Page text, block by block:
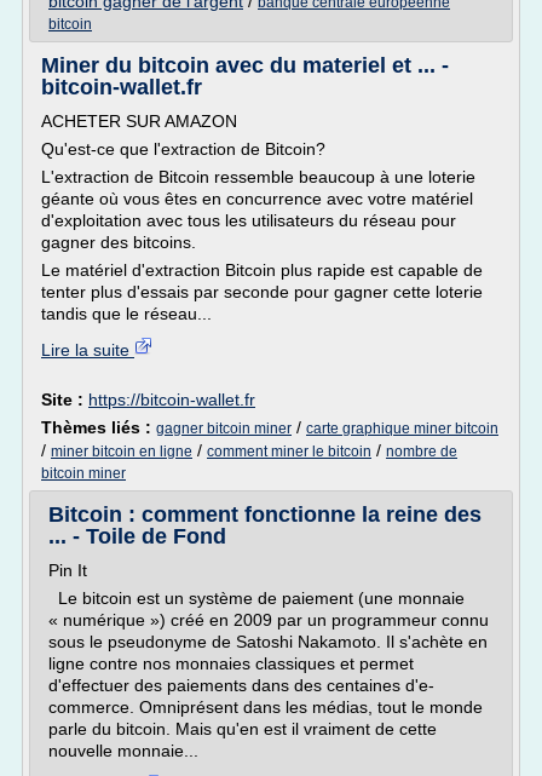
bitcoin
Miner du bitcoin avec du materiel et ... -
bitcoin-wallet.fr
ACHETER SUR AMAZON
Qu'est-ce que l'extraction de Bitcoin?
L'extraction de Bitcoin ressemble beaucoup à une loterie
géante où vous êtes en concurrence avec votre matériel
d'exploitation avec tous les utilisateurs du réseau pour
gagner des bitcoins.
Le matériel d'extraction Bitcoin plus rapide est capable de
tenter plus d'essais par seconde pour gagner cette loterie
tandis que le réseau...
Lire la suite
Site : https://bitcoin-wallet.fr
Thèmes liés : gagner bitcoin miner / carte graphique miner bitcoin
/ miner bitcoin en ligne / comment miner le bitcoin / nombre de
bitcoin miner
Bitcoin : comment fonctionne la reine des
... - Toile de Fond
Pin It
Le bitcoin est un système de paiement (une monnaie
« numérique ») créé en 2009 par un programmeur connu
sous le pseudonyme de Satoshi Nakamoto. Il s'achète en
ligne contre nos monnaies classiques et permet
d'effectuer des paiements dans des centaines d'e-
commerce. Omniprésent dans les médias, tout le monde
parle du bitcoin. Mais qu'en est il vraiment de cette
nouvelle monnaie...